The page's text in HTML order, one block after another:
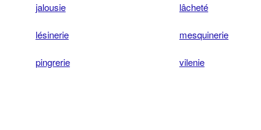
jalousie lâcheté
lésinerie mesquinerie
pingrerie vilenie